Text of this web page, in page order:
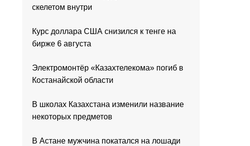
скелетом внутри
Курс доллара США снизился к тенге на
бирже 6 августа
Электромонтёр «Казахтелекома» погиб в
Костанайской области
В школах Казахстана изменили название
некоторых предметов
В Астане мужчина покатался на лошади